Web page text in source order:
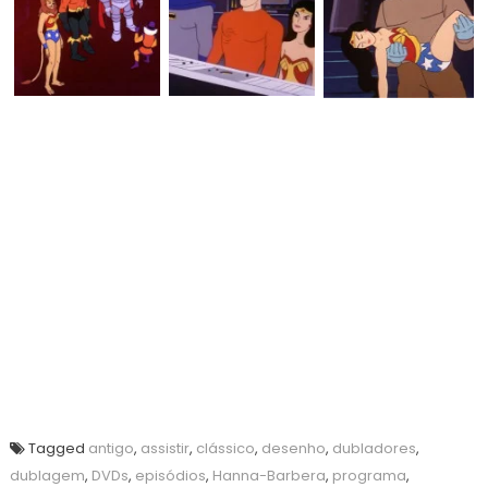
Tagged antigo, assistir, clássico, desenho, dubladores,
dublagem, DVDs, episódios, Hanna-Barbera, programa,